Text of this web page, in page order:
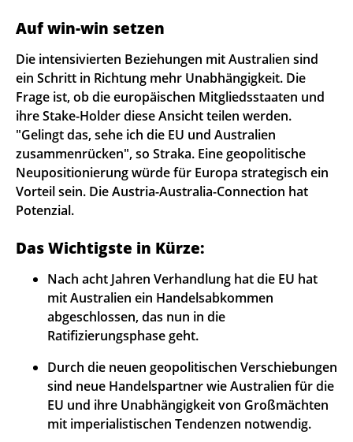
Auf win-win setzen
Die intensivierten Beziehungen mit Australien sind
ein Schritt in Richtung mehr Unabhängigkeit. Die
Frage ist, ob die europäischen Mitgliedsstaaten und
ihre Stake-Holder diese Ansicht teilen werden.
"Gelingt das, sehe ich die EU und Australien
zusammenrücken", so Straka. Eine geopolitische
Neupositionierung würde für Europa strategisch ein
Vorteil sein. Die Austria-Australia-Connection hat
Potenzial.
Das Wichtigste in Kürze:
Nach acht Jahren Verhandlung hat die EU hat
mit Australien ein Handelsabkommen
abgeschlossen, das nun in die
Ratifizierungsphase geht.
Durch die neuen geopolitischen Verschiebungen
sind neue Handelspartner wie Australien für die
EU und ihre Unabhängigkeit von Großmächten
mit imperialistischen Tendenzen notwendig.